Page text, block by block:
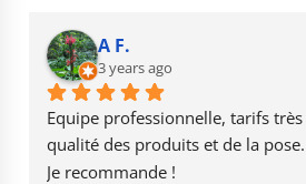
b
o
o
k
r
a
m
b
e
A F.
3 years ago
Equipe professionnelle, tarifs
qualité des produits et de la pose.
Je recommande !